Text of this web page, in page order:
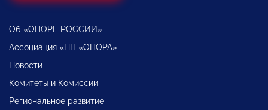
Об «ОПОРЕ РОССИИ»
Ассоциация «НП «ОПОРА»
Новости
Комитеты и Комиссии
Региональное развитие